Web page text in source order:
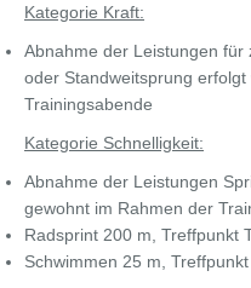
Kategorie Kraft:
Abnahme der Leistungen für
oder Standweitsprung
Trainingsabende
Kategorie Schnelligkeit:
Abnahme der Leistungen
gewohnt im Rahmen der
Radsprint 200 m, Treffpunkt
Schwimmen 25 m,